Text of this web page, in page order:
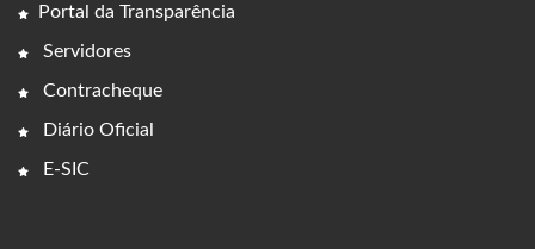
Portal da Transparência
Servidores
Contracheque
Diário Oficial
E-SIC